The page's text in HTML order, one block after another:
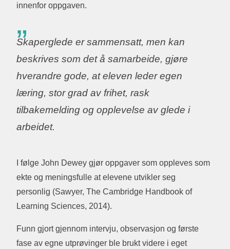
innenfor oppgaven.
Skaperglede er sammensatt, men kan
beskrives som det å samarbeide, gjøre
hverandre gode, at eleven leder egen
læring, stor grad av frihet, rask
tilbakemelding og opplevelse av glede i
arbeidet.
I følge John Dewey gjør oppgaver som oppleves som
ekte og meningsfulle at elevene utvikler seg
personlig (Sawyer, The Cambridge Handbook of
Learning Sciences, 2014).
Funn gjort gjennom intervju, observasjon og første
fase av egne utprøvinger ble brukt videre i eget